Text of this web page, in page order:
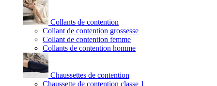
Collants de contention
Collant de contention grossesse
Collant de contention femme
Collants de contention homme
Chaussettes de contention
Chaussette de contention classe 1